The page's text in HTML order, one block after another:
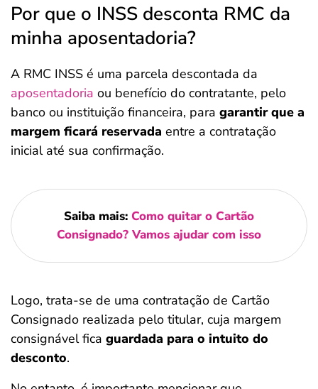
Por que o INSS desconta RMC da
minha aposentadoria?
A RMC INSS é uma parcela descontada da
aposentadoria ou benefício do contratante, pelo
banco ou instituição financeira, para garantir que a
margem ficará reservada entre a contratação
inicial até sua confirmação.
Saiba mais: Como quitar o Cartão
Consignado? Vamos ajudar com isso
Logo, trata-se de uma contratação de Cartão
Consignado realizada pelo titular, cuja margem
consignável fica guardada para o intuito do
desconto.